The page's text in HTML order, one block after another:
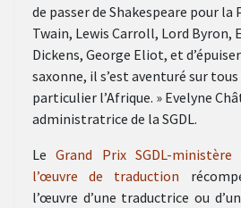
de passer de Shakespeare pour la
Twain, Lewis Carroll, Lord Byron,
Dickens, George Eliot, et
saxonne, il s’est aventuré sur
particulier l’Afrique. » Evelyne
administratrice de la SGDL.
LeGrand Prix SGDL-
l’œuvre de traduction
l’œuvre d’une traductrice ou